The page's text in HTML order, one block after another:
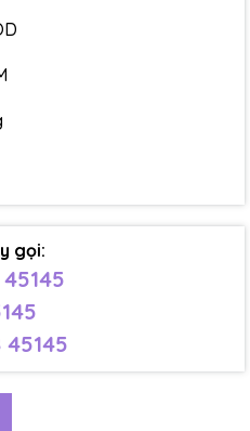
gọi:
45145